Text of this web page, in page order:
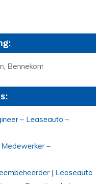
Bennekom
– Leaseauto –
–
| Leaseauto